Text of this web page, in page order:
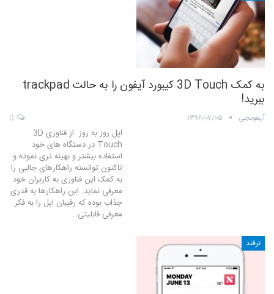
به کمک 3D Touch کیبورد آیفون را به حالت trackpad
ببرید!
آیفونچی ۱۳۹۶/۰۷/۰۵
اپل روز به روز از فناوری 3D
Touch در دستگاه های خود
استفاده بیشتر و بهینه تری نموده و
تاکنون توانسته راهکارهای جالبی را
به کمک این فناوری به کاربران خود
معرفی نماید. این راهکارها به قدری
جذاب بوده که رقیبان اپل را به فکر
معرفی قابلیتی…
ترفند